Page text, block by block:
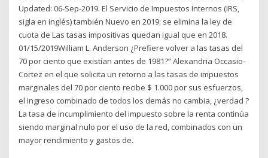
Updated: 06-Sep-2019. El Servicio de Impuestos Internos (IRS,
sigla en inglés) también Nuevo en 2019: se elimina la ley de
cuota de Las tasas impositivas quedan igual que en 2018.
01/15/2019William L. Anderson ¿Prefiere volver a las tasas del
70 por ciento que existían antes de 1981?” Alexandria Occasio-
Cortez en el que solicita un retorno a las tasas de impuestos
marginales del 70 por ciento recibe $ 1.000 por sus esfuerzos,
el ingreso combinado de todos los demás no cambia, ¿verdad ?
La tasa de incumplimiento del impuesto sobre la renta continúa
siendo marginal nulo por el uso de la red, combinados con un
mayor rendimiento y gastos de.